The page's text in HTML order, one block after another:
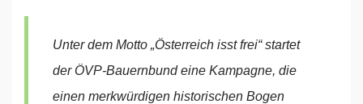
Unter dem Motto „Österreich isst frei“ startet
der ÖVP-Bauernbund eine Kampagne, die
einen merkwürdigen historischen Bogen